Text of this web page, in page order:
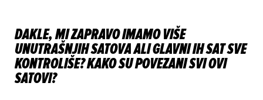
DAKLE, MI ZAPRAVO IMAMO VIŠE
UNUTRAŠNJIH SATOVA ALI GLAVNI IH SAT SVE
KONTROLIŠE? KAKO SU POVEZANI SVI OVI
SATOVI?